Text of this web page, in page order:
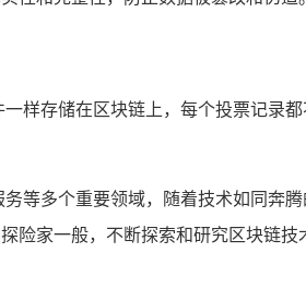
样存储在区块链上，每个投票记录
等多个重要领域，随着技术如同奔腾
险家一般，不断探索和研究区块链技